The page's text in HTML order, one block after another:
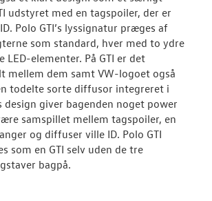
udstyret med en tagspoiler, der er
Polo GTI’s lyssignatur præges af
som standard, hver med to ydre
LED-elementer. På GTI er det
mellem dem samt VW-logoet også
todelte sorte diffusor integreret i
design giver bagenden noget power
samspillet mellem tagspoiler, en
og diffuser ville ID. Polo GTI
som en GTI selv uden de tre
bagpå.